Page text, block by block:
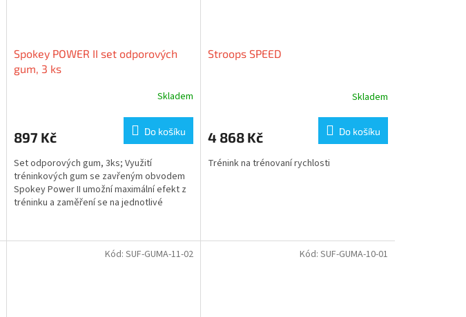
Spokey POWER II set odporových
gum, 3 ks
Skladem
897 Kč Do košíku
Set odporových gum, 3ks; Využití
tréninkových gum se zavřeným obvodem
Spokey Power II umožní maximální efekt z
tréninku a zaměření se na jednotlivé
Stroops SPEED
Skladem
4 868 Kč Do košíku
Trénink na trénovaní rychlosti
Kód: SUF-GUMA-11-02 Kód: SUF-GUMA-10-01